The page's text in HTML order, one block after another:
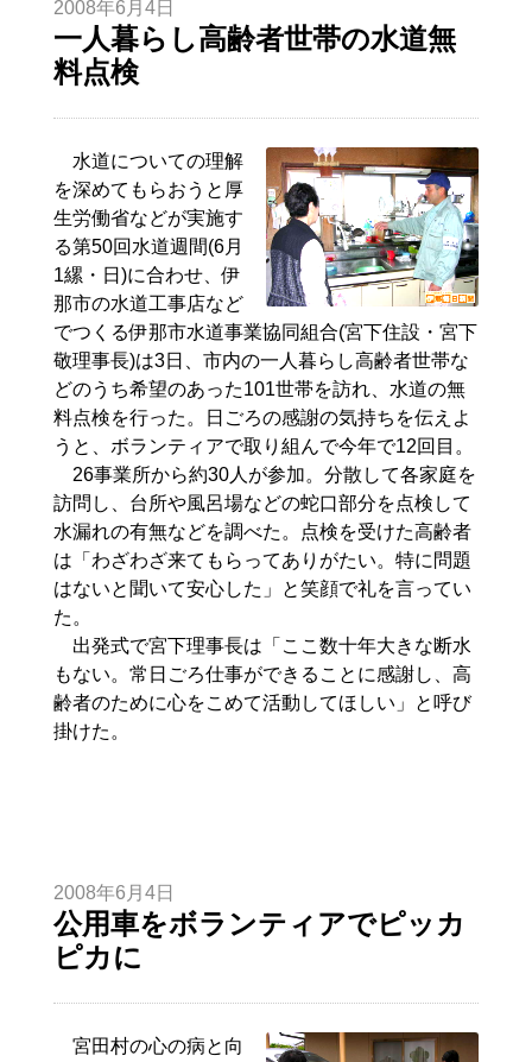
2008年6月4日
一人暮らし高齢者世帯の水道無
料点検
水道についての理解
を深めてもらおうと厚
生労働省などが実施す
る第50回水道週間(6月
1縲・日)に合わせ、伊
那市の水道工事店など
でつくる伊那市水道事業協同組合(宮下住設・宮下
敬理事長)は3日、市内の一人暮らし高齢者世帯な
どのうち希望のあった101世帯を訪れ、水道の無
料点検を行った。日ごろの感謝の気持ちを伝えよ
うと、ボランティアで取り組んで今年で12回目。
26事業所から約30人が参加。分散して各家庭を
訪問し、台所や風呂場などの蛇口部分を点検して
水漏れの有無などを調べた。点検を受けた高齢者
は「わざわざ来てもらってありがたい。特に問題
はないと聞いて安心した」と笑顔で礼を言ってい
た。
出発式で宮下理事長は「ここ数十年大きな断水
もない。常日ごろ仕事ができることに感謝し、高
齢者のために心をこめて活動してほしい」と呼び
掛けた。
2008年6月4日
公用車をボランティアでピッカ
ピカに
宮田村の心の病と向